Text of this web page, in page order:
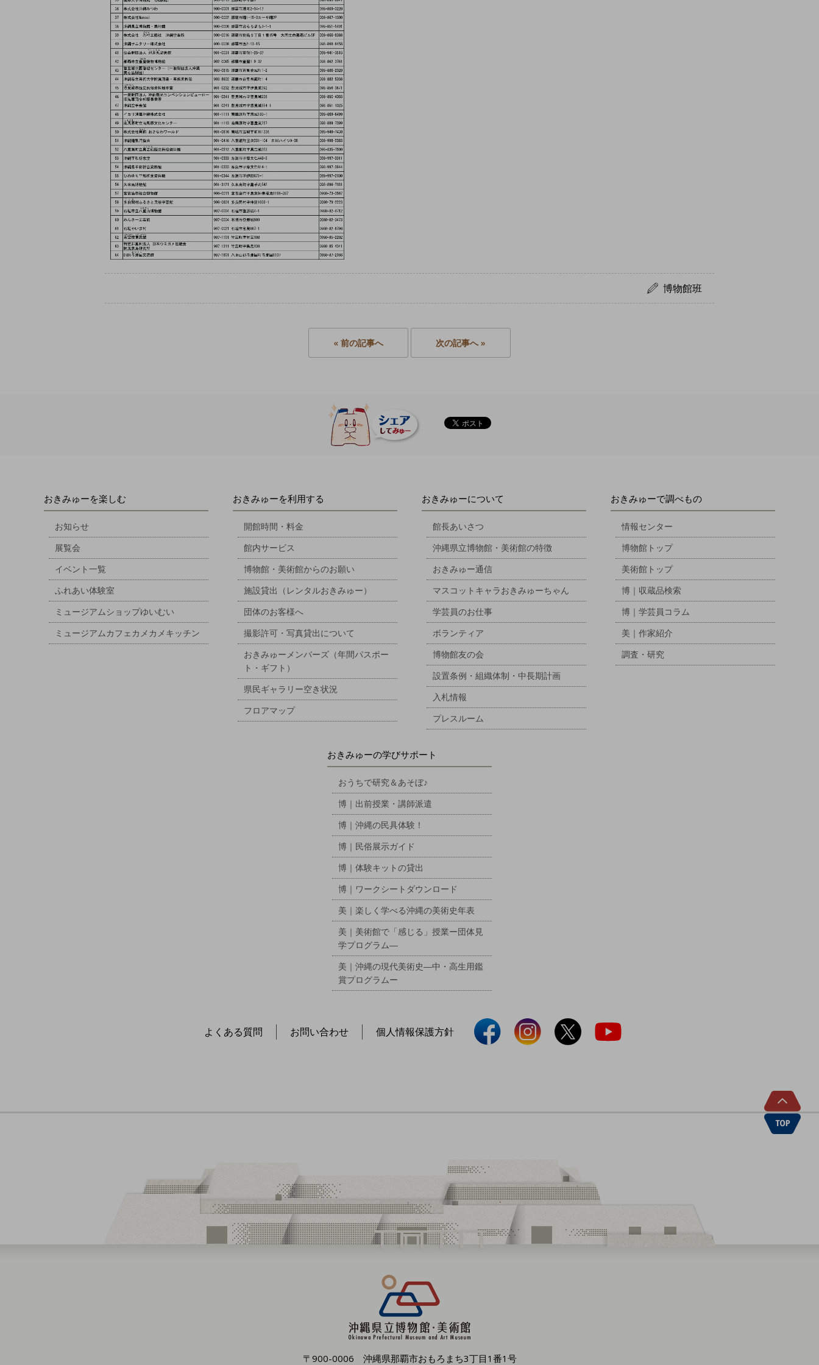
博物館班
« 前の記事へ 次の記事へ »
おきみゅーを楽しむ
お知らせ
展覧会
イベント一覧
ふれあい体験室
ミュージアムショップゆいむい
ミュージアムカフェカメカメキッチン
おきみゅーを利用する
開館時間・料金
館内サービス
博物館・美術館からのお願い
施設貸出（レンタルおきみゅー）
団体のお客様へ
撮影許可・写真貸出について
おきみゅーメンバーズ（年間パスポー
ト・ギフト）
県民ギャラリー空き状況
フロアマップ
おきみゅーについて
館長あいさつ
沖縄県立博物館・美術館の特徴
おきみゅー通信
マスコットキャラおきみゅーちゃん
学芸員のお仕事
ボランティア
博物館友の会
設置条例・組織体制・中長期計画
入札情報
プレスルーム
おきみゅーで調べもの
情報センター
博物館トップ
美術館トップ
博｜収蔵品検索
博｜学芸員コラム
美｜作家紹介
調査・研究
おきみゅーの学びサポート
おうちで研究＆あそぼ♪
博｜出前授業・講師派遣
博｜沖縄の民具体験！
博｜民俗展示ガイド
博｜体験キットの貸出
博｜ワークシートダウンロード
美｜楽しく学べる沖縄の美術史年表
美｜美術館で「感じる」授業ー団体見
学プログラム―
美｜沖縄の現代美術史―中・高生用鑑
賞プログラムー
よくある質問 お問い合わせ 個人情報保護方針
〒900-0006 沖縄県那覇市おもろまち3丁目1番1号